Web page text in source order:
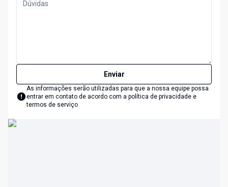
Enviar
As informações serão utilizadas para que a nossa equipe possa
entrar em contato de acordo com a política de privacidade e
termos de serviço